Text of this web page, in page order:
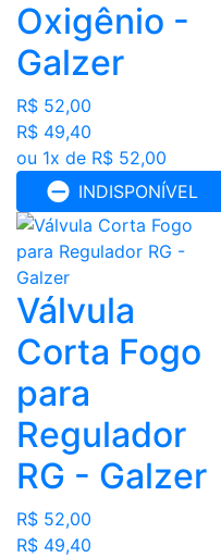
Oxigênio -
Galzer
R$ 52,00
R$ 49,40
ou 1x de R$ 52,00
INDISPONÍVEL
Válvula
Corta Fogo
para
Regulador
RG - Galzer
R$ 52,00
R$ 49,40